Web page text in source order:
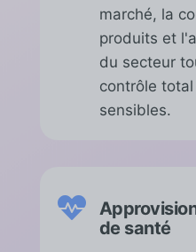
marché, la
produits et
du secteur
contrôle
sensibles.

de santé